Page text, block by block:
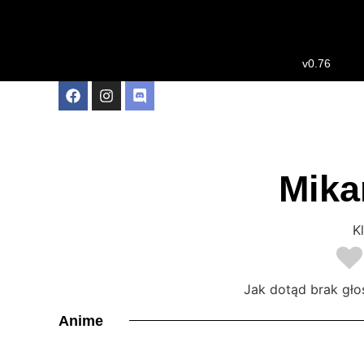
v0.76
Jak dotąd brak
Anime